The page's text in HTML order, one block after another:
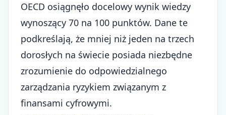
OECD osiągnęło docelowy wynik wiedzy
wynoszący 70 na 100 punktów. Dane te
podkreślają, że mniej niż jeden na trzech
dorosłych na świecie posiada niezbędne
zrozumienie do odpowiedzialnego
zarządzania ryzykiem związanym z
finansami cyfrowymi.